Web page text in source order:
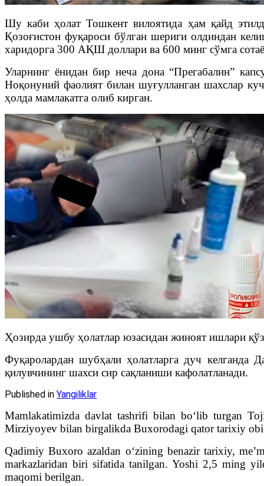
Шу каби ҳолат Тошкент вилоятида ҳам қайд
Қозоғистон фуқароси бўлган шериги олдиндан
харидорга 300 АҚШ доллари ва 600 минг сўмга
Уларнинг ёнидан бир неча дона “Прегабалин”
Ноқонуний фаолият билан шуғулланган шахслар
ҳолда мамлакатга олиб кирган.
Ҳозирда ушбу ҳолатлар юзасидан жиноят ишлари
Фуқаролардан шубҳали ҳолатларга дуч келганда
қилувчининг шахси сир сақланиши кафолатланади.
Published in Yangiliklar
Mamlakatimizda davlat tashrifi bilan boʻlib turgan
Mirziyoyev bilan birgalikda Buxorodagi qator tarixiy
Qadimiy Buxoro azaldan oʻzining benazir tarixiy,
markazlaridan biri sifatida tanilgan. Yoshi 2,5 ming
maqomi berilgan.